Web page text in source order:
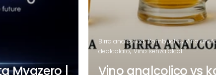
Myazero |
Birra analcolica Kombucha Vino
dealcolato Vino senza alcol
Vino analcolico vs